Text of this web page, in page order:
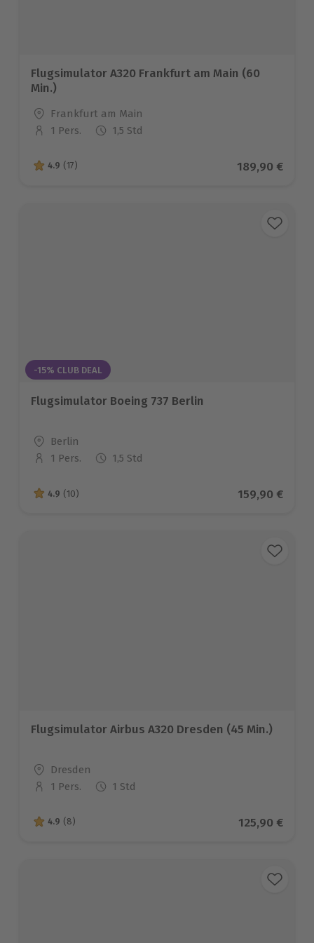
Flugsimulator A320 Frankfurt am Main (60
Min.)
Standort
Frankfurt am Main
Anzahl der Teilnehmer
1 Pers. 1,5 Std
4.9 von 5 Sternen basierend auf 17 Bewertungen
4.9 (17) Aktueller
189,90 €
-15% CLUB DEAL
Flugsimulator Boeing 737 Berlin
Standort
Berlin
Anzahl der Teilnehmer
1 Pers. 1,5 Std
4.9 von 5 Sternen basierend auf 10 Bewertungen
4.9 (10) Aktueller
159,90 €
Flugsimulator Airbus A320 Dresden (45 Min.)
Standort
Dresden
Anzahl der Teilnehmer
1 Pers. 1 Std
4.9 von 5 Sternen basierend auf 8 Bewertungen
4.9 (8) Aktueller
125,90 €